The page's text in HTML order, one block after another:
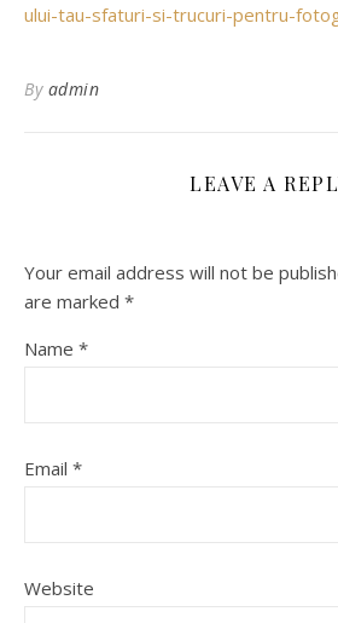
ului-tau-sfaturi-si-trucuri-pentru-
By admin
LEAVE A
Your email address will not be
are marked *
Name *
Email *
Website